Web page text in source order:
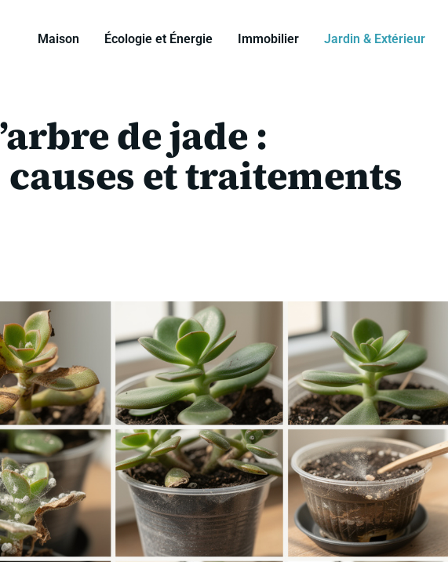
Maison Écologie et Énergie Immobilier Jardin & Extérieur
de jade :
et traitements